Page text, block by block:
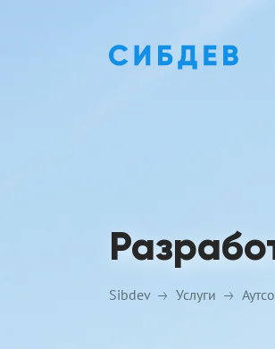
Sibdev Услуги